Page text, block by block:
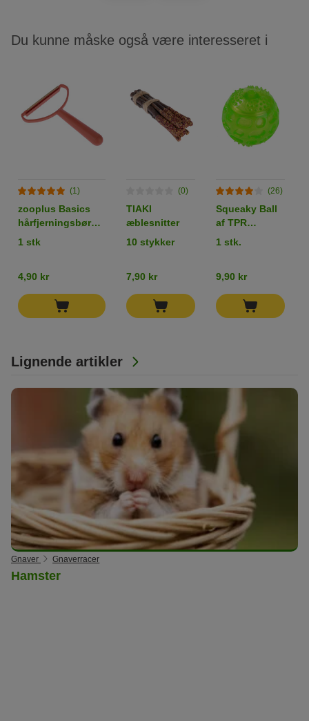
Lignende artikler
Gnaver Gnaverracer
Hamster
Du kunne måske også være interesseret i
(1)
zooplus Basics
hårfjerningsbørste
til kæledyr
1 stk
4,90 kr
(0)
TIAKI
æblesnitter
10 stykker
7,90 kr
(26)
Squeaky Ball
af TPR
hundelegetøj
1 stk.
9,90 kr